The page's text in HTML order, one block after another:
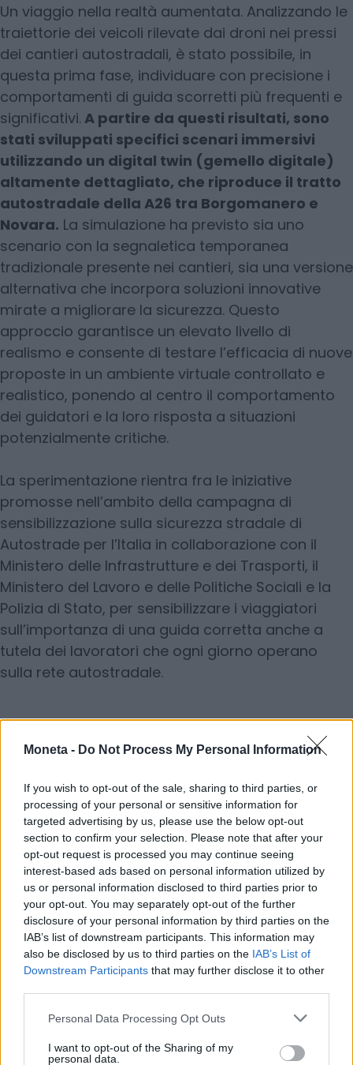
Moneta - Do Not Process My Personal Information
If you wish to opt-out of the sale, sharing to third parties, or
processing of your personal or sensitive information for
targeted advertising by us, please use the below opt-out
section to confirm your selection. Please note that after your
opt-out request is processed you may continue seeing
interest-based ads based on personal information utilized by
us or personal information disclosed to third parties prior to
your opt-out. You may separately opt-out of the further
disclosure of your personal information by third parties on the
IAB’s list of downstream participants. This information may
also be disclosed by us to third parties on the IAB’s List of
Downstream Participants that may further disclose it to other
Personal Data Processing Opt Outs
I want to opt-out of the Sharing of my
personal data.
Un viaggio nella realtà aumentata. Analizzando le
traiettorie dei veicoli rilevate dai droni nei pressi
dei cantieri autostradali, è stato possibile, in
questa prima fase, individuare con precisione i
comportamenti di guida scorretti più frequenti e
significativi.A partire da questi risultati, sono
stati sviluppati specifici scenari immersivi
utilizzando un digital twin (gemello digitale)
altamente dettagliato, che riproduce il tratto
autostradale della A26 tra Borgomanero e
Novara. La simulazione ha previsto sia uno
scenario con la segnaletica temporanea
tradizionale presente nei cantieri, sia una versione
alternativa che incorpora soluzioni innovative
mirate a migliorare la sicurezza. Questo
approccio garantisce un elevato livello di
realismo e consente di testare l’efficacia di nuove
proposte in un ambiente virtuale controllato e
realistico, ponendo al centro il comportamento
dei guidatori e la loro risposta a situazioni
potenzialmente critiche.
La sperimentazione rientra fra le iniziative
promosse nell’ambito della campagna di
sensibilizzazione sulla sicurezza stradale di
Autostrade per l’Italia in collaborazione con il
Ministero delle Infrastrutture e dei Trasporti, il
Ministero del Lavoro e delle Politiche Sociali e la
Polizia di Stato, per sensibilizzare i viaggiatori
sull’importanza di una guida corretta anche a
tutela dei lavoratori che ogni giorno operano
sulla rete autostradale.
Autostrade, attesi 38 milioni di
italiani in viaggio nelle prossime settimane
Traffico, weekend nero per i vacanzieri italiani. Le
misure di Anas contro il caos
Non solo pedaggio: tutte le altre funzioni del
Telepass
© RIPRODUZIONE RISERVATA
Condividi
Scegli Moneta come fonte preferita